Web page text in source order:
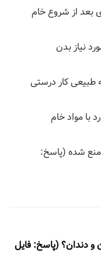
بعد از شروع خام
نیاز بدن
طبیعی کار درستی
با مواد خام
منع شده (پاسخ:
و دندان؟ (پاسخ: فایل